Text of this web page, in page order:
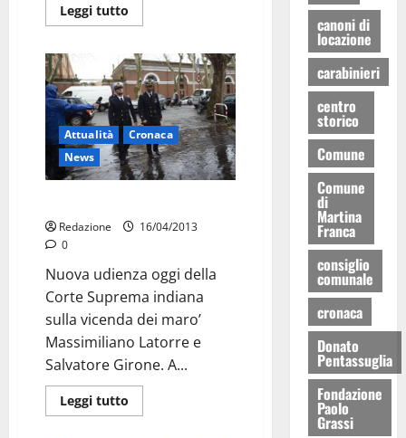
Leggi tutto
Attualità
Cronaca
News
Redazione
16/04/2013
0
Nuova udienza oggi della
Corte Suprema indiana
sulla vicenda dei maro’
Massimiliano Latorre e
Salvatore Girone. A...
Leggi tutto
canoni di
locazione
carabinieri
centro
storico
Comune
Comune
di
Martina
Franca
consiglio
comunale
cronaca
Donato
Pentassuglia
Fondazione
Paolo
Grassi